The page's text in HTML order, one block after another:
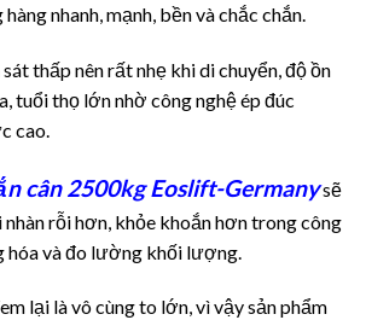
nhanh, mạnh, bền và chắc chắn.
sát thấp nên rất nhẹ khi di chuyển, độ ồn
tuổi thọ lớn nhờ công nghệ ép đúc
cao.
cân 2500kg Eoslift-Germanysẽ
rỗi hơn, khỏe khoắn hơn trong công
hóa và đo lường khối lượng.
lại là vô cùng to lớn, vì vậy sản phẩm